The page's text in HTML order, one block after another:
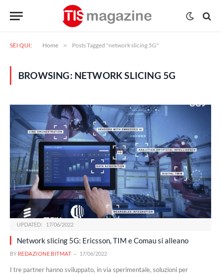
SEI QUI: Home » Posts Tagged "network slicing 5G"
BROWSING: NETWORK SLICING 5G
UPDATED: 17/06/2022
Network slicing 5G: Ericsson, TIM e Comau si alleano
BY REDAZIONE BITMAT 17/06/2022
I tre partner hanno sviluppato, in via sperimentale, soluzioni per